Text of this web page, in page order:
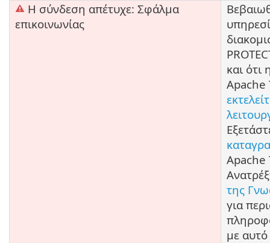
Η σύνδεση απέτυχε: Σφάλμα
επικοινωνίας
και ότι
Apache
Apache
της
για
με